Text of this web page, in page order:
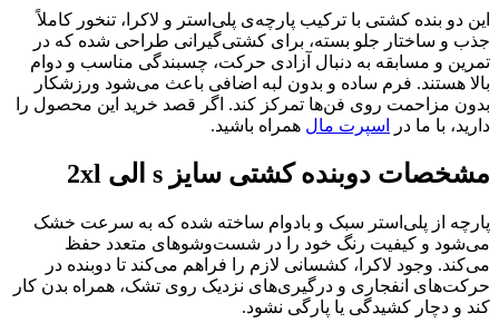
این دو بنده کشتی با ترکیب پارچه‌ی پلی‌استر و لاکرا، تنخور کاملاً
جذب و ساختار جلو بسته، برای کشتی‌گیرانی طراحی شده که در
تمرین و مسابقه به دنبال آزادی حرکت، چسبندگی مناسب و دوام
بالا هستند. فرم ساده و بدون لبه اضافی باعث می‌شود ورزشکار
بدون مزاحمت روی فن‌ها تمرکز کند. اگر قصد خرید این محصول را
دارید، با ما در
اسپرت مال همراه باشید.
مشخصات دوبنده کشتی سایز s الی 2xl
پارچه از پلی‌استر سبک و بادوام ساخته شده که به‌ سرعت خشک
می‌شود و کیفیت رنگ خود را در شست‌وشوهای متعدد حفظ
می‌کند. وجود لاکرا، کشسانی لازم را فراهم می‌کند تا دوبنده در
حرکت‌های انفجاری و درگیری‌های نزدیک روی تشک، همراه بدن کار
کند و دچار کشیدگی یا پارگی نشود.